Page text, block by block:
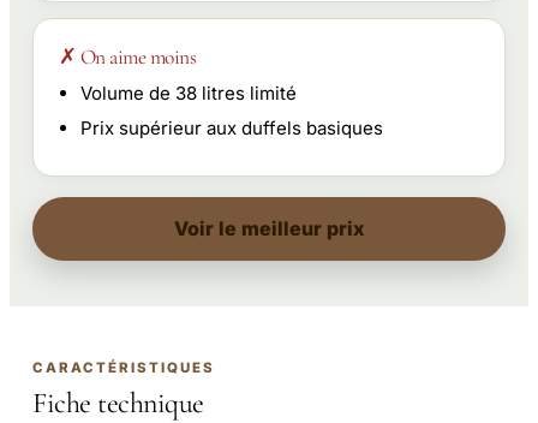
✗ On aime moins
Volume de 38 litres limité
Prix supérieur aux duffels basiques
Voir le meilleur prix
CARACTÉRISTIQUES
Fiche technique